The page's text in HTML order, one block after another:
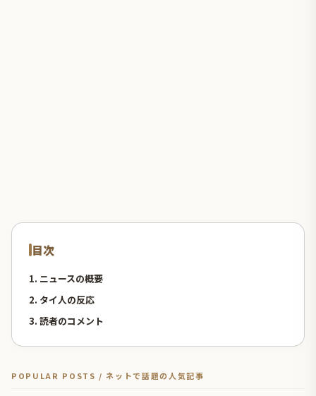
目次
1. ニュースの概要
2. タイ人の反応
3. 読者のコメント
POPULAR POSTS / ネットで話題の人気記事